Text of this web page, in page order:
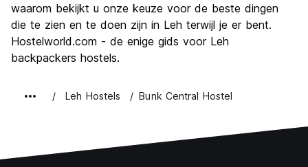
waarom bekijkt u onze keuze voor de beste dingen
die te zien en te doen zijn in Leh terwijl je er bent.
Hostelworld.com - de enige gids voor Leh
backpackers hostels.
Leh Hostels Bunk Central Hostel